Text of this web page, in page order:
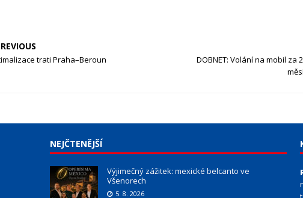
trati Praha–Beroun
DOBNET: Volání na mobil za
NEJČTENĚJŠÍ
Výjimečný zážitek: mexické belcanto ve
Všenorech
5. 8. 2026